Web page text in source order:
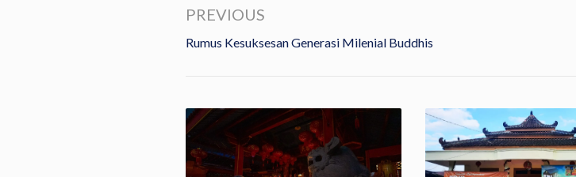
PREVIOUS
Rumus Kesuksesan Generasi Milenial Buddhis